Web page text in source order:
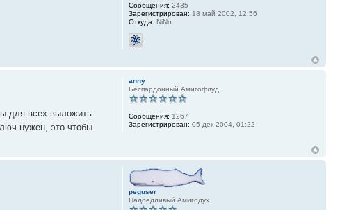
Сообщения: 2435
Зарегистрирован: 18 май 2002, 12:56
Откуда: NiNo
для всех выложить
нужен, это чтобы
anny
Беспардонный Амигофлуд
Сообщения: 1267
Зарегистрирован: 05 дек 2004, 01:22
peguser
Надоедливый Амигодух